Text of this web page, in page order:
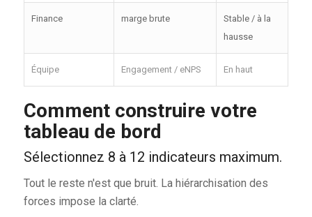
Finance marge brute
Stable / à la
hausse
Équipe Engagement / eNPS En haut
Comment construire votre
tableau de bord
Sélectionnez 8 à 12 indicateurs maximum.
Tout le reste n'est que bruit. La hiérarchisation des
forces impose la clarté.